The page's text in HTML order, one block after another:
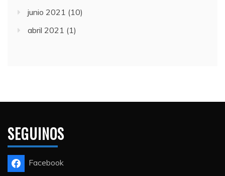
junio 2021 (10)
abril 2021 (1)
SEGUINOS
Facebook